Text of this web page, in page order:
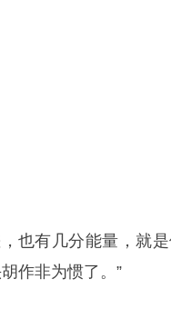
也有几分能量，就
作非为惯了。”